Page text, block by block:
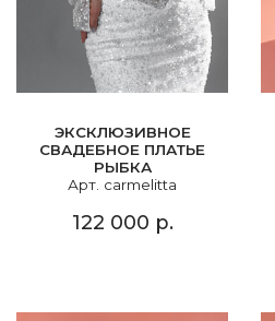
ЭКСКЛЮЗИВНОЕ
СВАДЕБНОЕ ПЛАТЬЕ
РЫБКА
Арт. carmelitta
122 000 р.